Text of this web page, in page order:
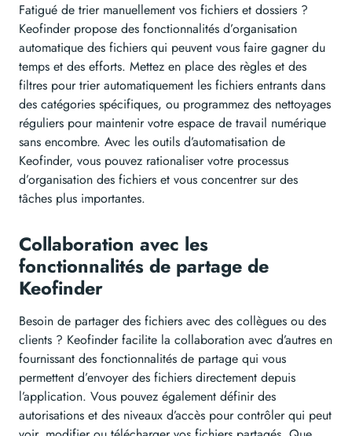
Fatigué de trier manuellement vos fichiers et dossiers ?
Keofinder propose des fonctionnalités d’organisation
automatique des fichiers qui peuvent vous faire gagner du
temps et des efforts. Mettez en place des règles et des
filtres pour trier automatiquement les fichiers entrants dans
des catégories spécifiques, ou programmez des nettoyages
réguliers pour maintenir votre espace de travail numérique
sans encombre. Avec les outils d’automatisation de
Keofinder, vous pouvez rationaliser votre processus
d’organisation des fichiers et vous concentrer sur des
tâches plus importantes.
Collaboration avec les
fonctionnalités de partage de
Keofinder
Besoin de partager des fichiers avec des collègues ou des
clients ? Keofinder facilite la collaboration avec d’autres en
fournissant des fonctionnalités de partage qui vous
permettent d’envoyer des fichiers directement depuis
l’application. Vous pouvez également définir des
autorisations et des niveaux d’accès pour contrôler qui peut